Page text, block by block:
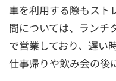
車を利用する際もスト
間については、ランチ
で営業しており、遅い
仕事帰りや飲み会の後